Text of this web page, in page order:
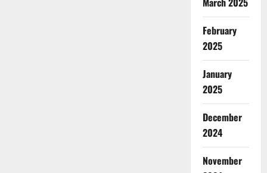
February
2025
January
2025
December
2024
November